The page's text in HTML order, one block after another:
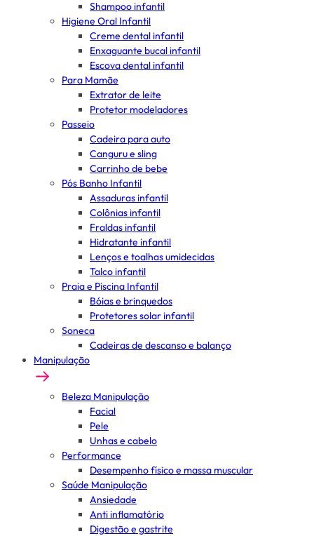
Shampoo infantil
Higiene Oral Infantil
Creme dental infantil
Enxaguante bucal infantil
Escova dental infantil
Para Mamãe
Extrator de leite
Protetor modeladores
Passeio
Cadeira para auto
Canguru e sling
Carrinho de bebe
Pós Banho Infantil
Assaduras infantil
Colônias infantil
Fraldas infantil
Hidratante infantil
Lenços e toalhas umidecidas
Talco infantil
Praia e Piscina Infantil
Bóias e brinquedos
Protetores solar infantil
Soneca
Cadeiras de descanso e balanço
Manipulação
Beleza Manipulação
Facial
Pele
Unhas e cabelo
Performance
Desempenho físico e massa muscular
Saúde Manipulação
Ansiedade
Anti inflamatório
Digestão e gastrite